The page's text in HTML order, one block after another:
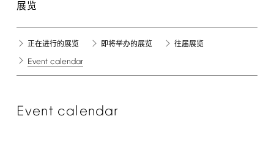
展览
正在进行的展览 即将举办的展览 往届展览
Event calendar
Event calendar